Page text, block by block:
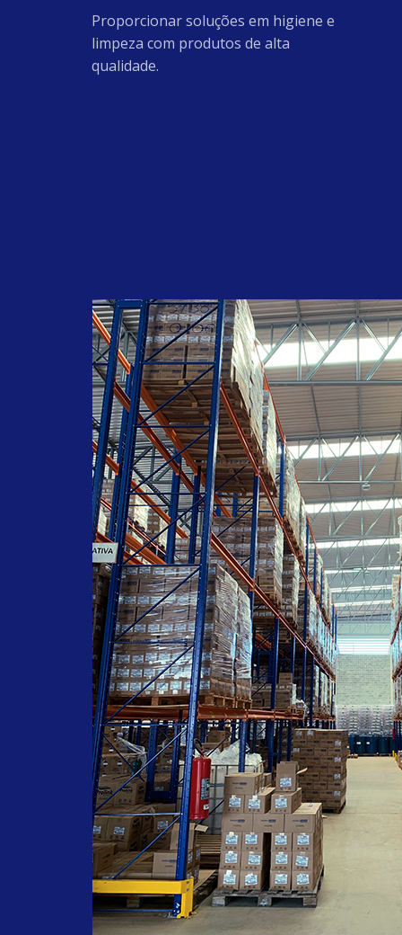
#Amida60
#AmidodeMilho
#BaseparaAmaciante
#rosamosqueta
#antirressecamento
#ioniccare
#reduçãodeestrias
#cuidese
#farmachem
#oleodegirassol
#oleohidratante
#pelessensiveis
#acidosgraxos
#oleodecopaiba
#oleodegirassolfarmachem
#septderm
#sabonetelíquido
#ervadoce
#saboneteervadoce
#limpezadasmaos
#alcool
#alcoolabsolutoprolink
#3AlcoolPolivinilico
#desinfetante
#hospitalar
#alcool70
#Alcalin85
#septproplus
#equipamentos
#lancamento
#produtohospitalar
#cloro
#odontologico
Proporcionar soluções em higiene e
limpeza com produtos de alta
qualidade.